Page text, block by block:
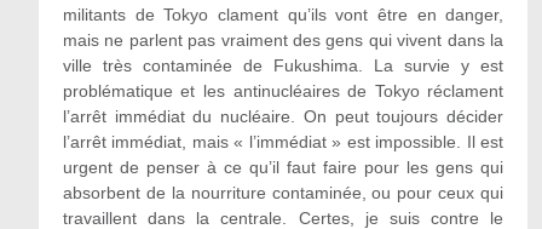
militants de Tokyo clament qu’ils vont être en danger,
mais ne parlent pas vraiment des gens qui vivent dans la
ville très contaminée de Fukushima. La survie y est
problématique et les antinucléaires de Tokyo réclament
l’arrêt immédiat du nucléaire. On peut toujours décider
l’arrêt immédiat, mais « l’immédiat » est impossible. Il est
urgent de penser à ce qu’il faut faire pour les gens qui
absorbent de la nourriture contaminée, ou pour ceux qui
travaillent dans la centrale. Certes, je suis contre le